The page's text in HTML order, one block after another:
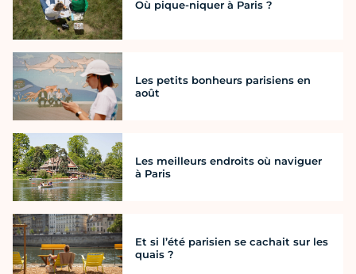
Où pique-niquer à Paris ?
Les petits bonheurs parisiens en
août
Les meilleurs endroits où naviguer
à Paris
Et si l’été parisien se cachait sur les
quais ?